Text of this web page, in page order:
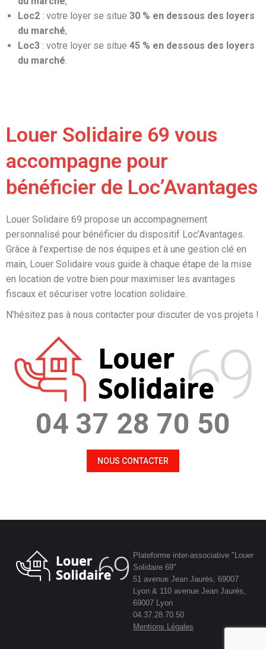
Loc2 : votre loyer se situe 30 % en dessous des loyers
du marché,
Loc3 : votre loyer se situe 45 % en dessous des loyers
du marché.
Louer Solidaire 69 vous
accompagne pour
bénéficier de Loc’Avantages
Louer Solidaire 69 propose un accompagnement
personnalisé pour bénéficier du dispositif Loc’Avantages.
Grâce à l’expertise de nos équipes et à une gestion clé en
main, Louer Solidaire vous guide à chaque étape de la mise
en location de votre bien pour maximiser les avantages
fiscaux et sécuriser votre location solidaire.
N’hésitez pas à nous contacter pour discuter de vos projets !
04 37 28 70 50
NOUS CONTACTER
Plateforme inter-associative "Louer
Solidaire 69"
51 avenue Jean Jaurès, 69007
Lyon & 110 avenue Jean Jaurès,
69007 Lyon
04.37.28.70.50
Mentions Légales